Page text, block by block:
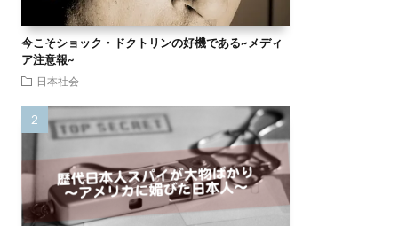
今こそショック・ドクトリンの好機である~メディ
ア注意報~
日本社会